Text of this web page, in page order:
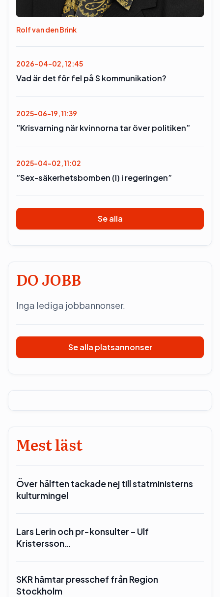
Rolf van den Brink
2026-04-02, 12:45
Vad är det för fel på S kommunikation?
2025-06-19, 11:39
”Krisvarning när kvinnorna tar över politiken”
2025-04-02, 11:02
”Sex-säkerhetsbomben (l) i regeringen”
Se alla
DO JOBB
Inga lediga jobbannonser.
Se alla platsannonser
Mest läst
Över hälften tackade nej till statministerns
kulturmingel
Lars Lerin och pr-konsulter – Ulf
Kristersson…
SKR hämtar presschef från Region
Stockholm